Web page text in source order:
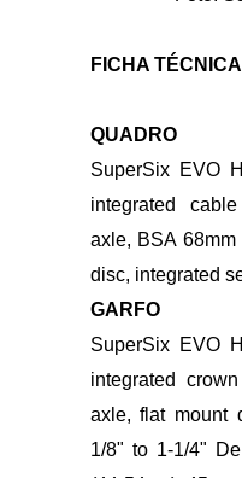
FICHA
QUADRO
SuperSix EVO
integrated
axle, BSA
disc, integrated
GARFO